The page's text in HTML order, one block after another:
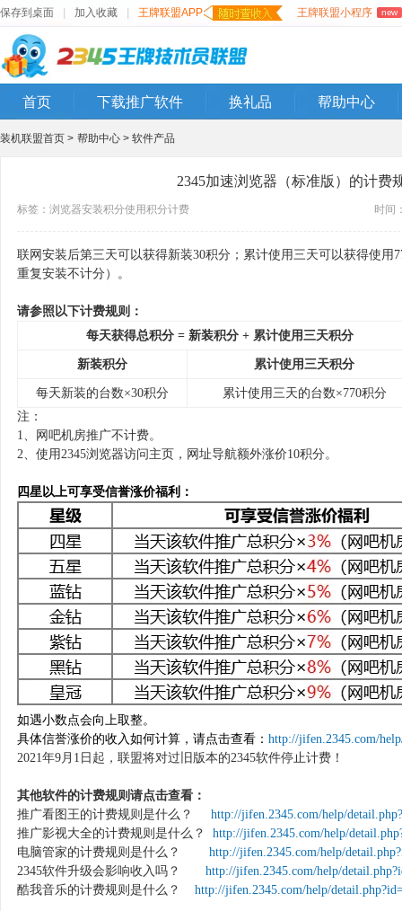
保存到桌面 加入收藏 王牌联盟APP 王牌联盟小程序 new
首页 下载推广软件 换礼品 帮助中心
装机联盟首页 > 帮助中心 > 软件产品
2345加速浏览器（标准版）的计费
标签： 浏览器安装积分使用积分计费 时间
联网安装后第三天可以获得新装30积分；累计使用三天可以获得使用
重复安装不计分）。
请参照以下计费规则：
每天获得总积分 = 新装积分 + 累计使用三天积分
新装积分 累计使用三天积分
每天新装的台数×30积分
累计使用三天的台数×770积分
注：
1、网吧机房推广不计费。
2、使用2345浏览器访问主页，网址导航额外涨价10积分。
四星以上可享受信誉涨价福利：
如遇小数点会向上取整。
具体信誉涨价的收入如何计算，请点击查看： http://jifen.2345.com/
2021年9月1日起，联盟将对过旧版本的2345软件停止计费！
其他软件的计费规则请点击查看：
推广看图王的计费规则是什么？
http://jifen.2345.com/help/
推广影视大全的计费规则是什么？ http://jifen.2345.com/help/
电脑管家的计费规则是什么？ http://jifen.2345.com/help/
2345软件升级会影响收入吗？ http://jifen.2345.com/help/
酷我音乐的计费规则是什么？ http://jifen.2345.com/help/